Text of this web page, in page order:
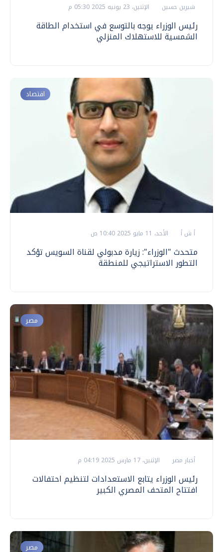
شيرين حسين الإثنين، 23 يونيه 2025 05:30 م
رئيس الوزراء يوجه بالتوسع في استخدام الطاقة
الشمسية للاستهلاك المنزلي
اقتصاد
أ ش أ الأحد، 11 مايو 2025 10:40 ص
متحدث "الوزراء": زيارة مدبولي لقناة السويس تؤكد
التطور الاستراتيجي للمنطقة
مصر
أخبار مصر الإثنين، 17 مارس 2025 04:19 م
رئيس الوزراء يتابع الاستعدادات لتنظيم احتفالات
افتتاح المتحف المصري الكبير
مصر